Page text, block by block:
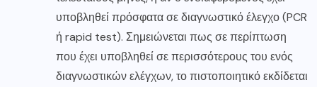
υποβληθεί πρόσφατα σε διαγνωστικό έλεγχο (PCR
ή rapid test). Σημειώνεται πως σε περίπτωση
που έχει υποβληθεί σε περισσότερους του ενός
διαγνωστικών ελέγχων, το πιστοποιητικό εκδίδεται